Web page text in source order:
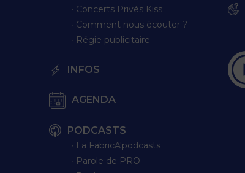
∙ Concerts Privés Kiss
∙ Comment nous écouter ?
∙ Régie publicitaire
INFOS
AGENDA
PODCASTS
∙ La FabricA'podcasts
∙ Parole de PRO